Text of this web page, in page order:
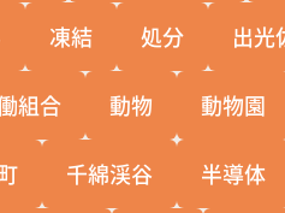
凍結 処分 出光
組合 動物 動物園
千綿渓谷 半導体